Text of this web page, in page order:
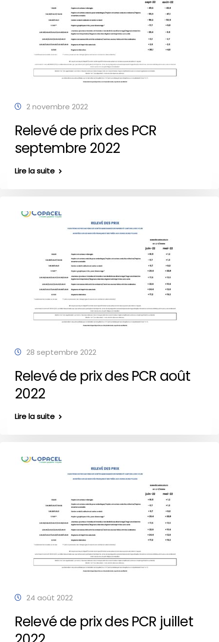
2 novembre 2022
Relevé de prix des PCR
septembre 2022
Lire la suite
28 septembre 2022
Relevé de prix des PCR août
2022
Lire la suite
24 août 2022
Relevé de prix des PCR juillet